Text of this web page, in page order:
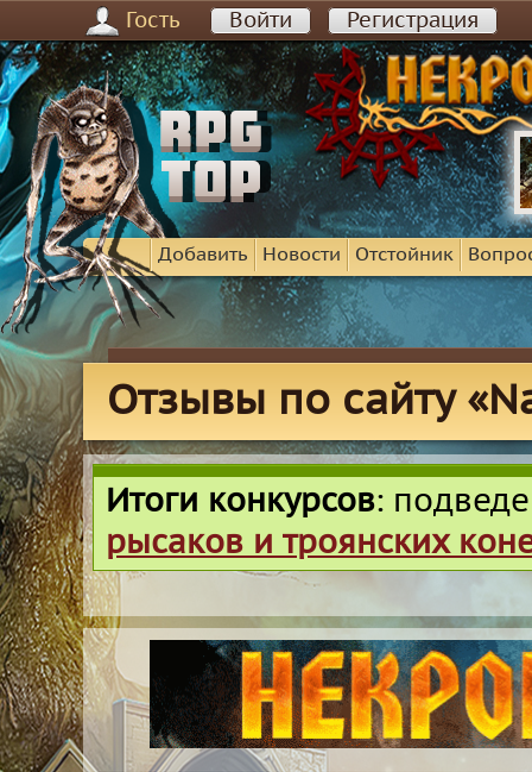
Гость Войти Регистрация
Добавить Новости Отстойник
Отзывы по сайту
Итоги конкурсов:
рысаков и троянских